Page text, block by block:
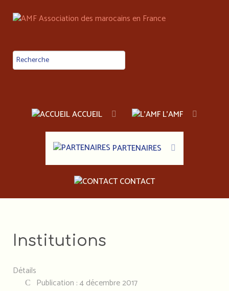
ACCUEIL L'AMF
PARTENAIRES
CONTACT
Institutions
Détails
Publication : 4 décembre 2017